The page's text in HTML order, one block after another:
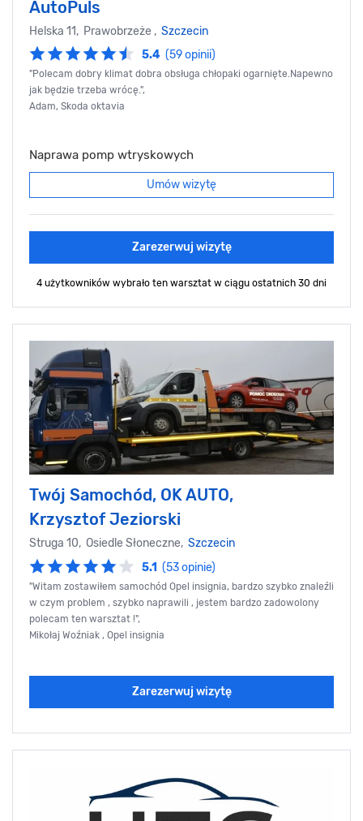
AutoPuls
Helska 11, Prawobrzeże , Szczecin
5.4 (59 opinii)
"Polecam dobry klimat dobra obsługa chłopaki ogarnięte.Napewno
jak będzie trzeba wrócę.",
Adam, Skoda oktavia
Naprawa pomp wtryskowych
Umów wizytę
Zarezerwuj wizytę
4 użytkowników wybrało ten warsztat w ciągu ostatnich 30 dni
Twój Samochód, OK AUTO,
Krzysztof Jeziorski
Struga 10, Osiedle Słoneczne, Szczecin
5.1 (53 opinie)
"Witam zostawiłem samochód Opel insignia, bardzo szybko znaleźli
w czym problem , szybko naprawili , jestem bardzo zadowolony
polecam ten warsztat !",
Mikołaj Woźniak , Opel insignia
Zarezerwuj wizytę